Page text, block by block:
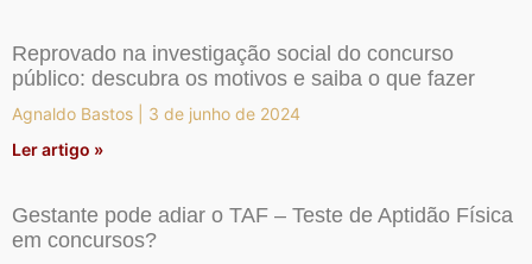
Reprovado na investigação social do concurso
público: descubra os motivos e saiba o que fazer
Agnaldo Bastos
3 de junho de 2024
Ler artigo »
Gestante pode adiar o TAF – Teste de Aptidão Física
em concursos?